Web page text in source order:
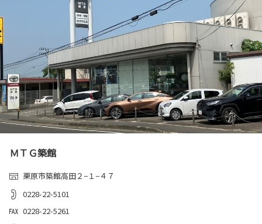
ＭＴＧ築館
栗原市築館高田２−１−４７
0228-22-5101
0228-22-5261